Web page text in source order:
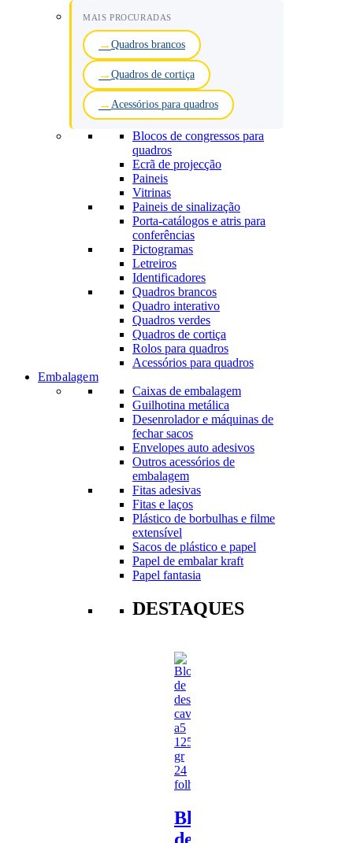
MAIS PROCURADAS
Quadros brancos
Quadros de cortiça
Acessórios para quadros
Blocos de congressos para
quadros
Ecrã de projecção
Paineis
Vitrinas
Paineis de sinalização
Porta-catálogos e atris para
conferências
Pictogramas
Letreiros
Identificadores
Quadros brancos
Quadro interativo
Quadros verdes
Quadros de cortiça
Rolos para quadros
Acessórios para quadros
Embalagem
Caixas de embalagem
Guilhotina metálica
Desenrolador e máquinas de
fechar sacos
Envelopes auto adesivos
Outros acessórios de
embalagem
Fitas adesivas
Fitas e laços
Plástico de borbulhas e filme
extensível
Sacos de plástico e papel
Papel de embalar kraft
Papel fantasia
DESTAQUES
Bloco
de